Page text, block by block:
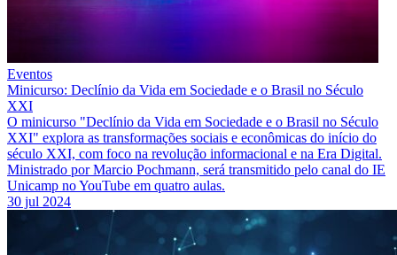
Eventos
Minicurso: Declínio da Vida em Sociedade e o Brasil no Século
XXI
O minicurso "Declínio da Vida em Sociedade e o Brasil no Século
XXI" explora as transformações sociais e econômicas do início do
século XXI, com foco na revolução informacional e na Era Digital.
Ministrado por Marcio Pochmann, será transmitido pelo canal do IE
Unicamp no YouTube em quatro aulas.
30 jul 2024